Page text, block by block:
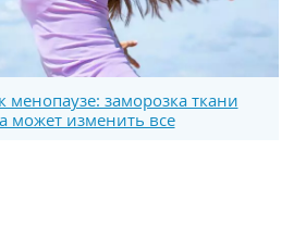
заморозка ткани
может изменить все